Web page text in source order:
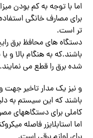
اما با توجه به کم بودن
برای مصارف خانگی استفاده
تر است.
دستگاه های محافظ برق
باشند.که به هنگام بالا و
شده برق را قطع می نمایند.
و نیز یک مدار تاخیر
باشند که این سیستم به
کاملی برای دستگاههای
اما استابلایزر فاصله